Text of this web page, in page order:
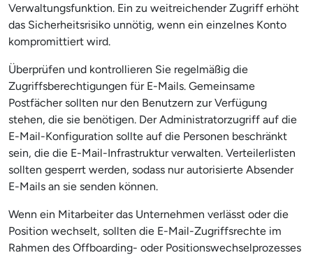
Verwaltungsfunktion. Ein zu weitreichender Zugriff erhöht
das Sicherheitsrisiko unnötig, wenn ein einzelnes Konto
kompromittiert wird.
Überprüfen und kontrollieren Sie regelmäßig die
Zugriffsberechtigungen für E-Mails. Gemeinsame
Postfächer sollten nur den Benutzern zur Verfügung
stehen, die sie benötigen. Der Administratorzugriff auf die
E-Mail-Konfiguration sollte auf die Personen beschränkt
sein, die die E-Mail-Infrastruktur verwalten. Verteilerlisten
sollten gesperrt werden, sodass nur autorisierte Absender
E-Mails an sie senden können.
Wenn ein Mitarbeiter das Unternehmen verlässt oder die
Position wechselt, sollten die E-Mail-Zugriffsrechte im
Rahmen des Offboarding- oder Positionswechselprozesses